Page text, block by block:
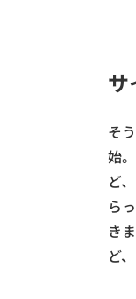
サ
そ
始
ど
ら
き
ど